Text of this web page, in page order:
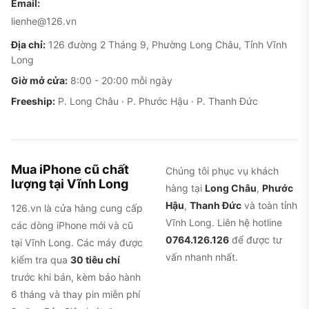
Display vẫn đẹp.
số quét thích ứng đến 120Hz cho thao tác cuộn
mượt mà. Always-On Display giúp xem nhanh
đồng hồ, thông báo, tiện ích mà không cần đánh
thức máy. Đây cũng là đặc trưng riêng của Pro,
bản iPhone 14 và 14 Plus không có ProMotion lẫn
Pin đủ dùng cho 1 ngày trừ khi xài 5G nặng.Apple
công bố thời gian xem video lên 23 giờ, thực tế
người dùng cho biết với 5-6 giờ dùng màn hình,
kết hợp mạng 5G và mạng xã hội, máy còn 20-
30% cuối ngày. Nếu tiết chế 5G và ưu tiên Wi-Fi,
máy có thể đạt “1 ngày rưỡi” trước khi cần sạc.
Email:
lienhe@126.vn
Địa chỉ: 126 đường 2 Tháng 9, Phường Long Châu, Tỉnh Vĩnh
Long
Giờ mở cửa: 8:00 - 20:00 mỗi ngày
Freeship: P. Long Châu · P. Phước Hậu · P. Thanh Đức
Mua iPhone cũ chất
lượng tại Vĩnh Long
126.vn là cửa hàng cung cấp
các dòng iPhone mới và cũ
tại Vĩnh Long. Các máy được
kiểm tra qua 30 tiêu chí
trước khi bán, kèm bảo hành
6 tháng và thay pin miễn phí
Chúng tôi phục vụ khách
hàng tại Long Châu, Phước
Hậu, Thanh Đức và toàn tỉnh
Vĩnh Long. Liên hệ hotline
0764.126.126 để được tư
vấn nhanh nhất.